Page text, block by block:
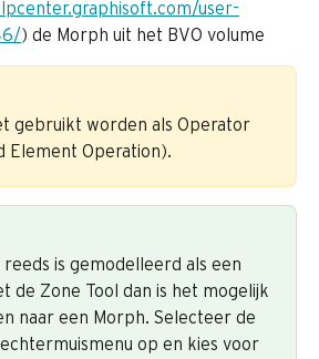
user-
) de Morph uit het BVO volume
gebruikt worden als Operator
Element Operation).
reeds is gemodelleerd als een
de Zone Tool dan is het mogelijk
naar een Morph. Selecteer de
op en kies voor